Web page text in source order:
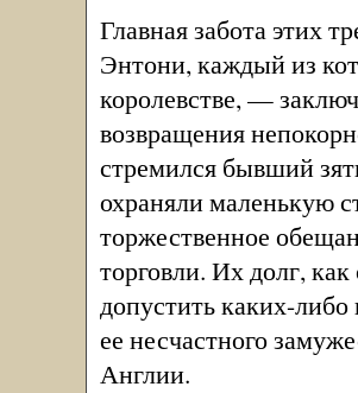
Главная забота этих
Энтони, каждый из
королевстве, —
возвращения
стремился бывший
охраняли маленькую
торжественное
торговли. Их долг,
допустить каких-
ее несчастного
Англии.